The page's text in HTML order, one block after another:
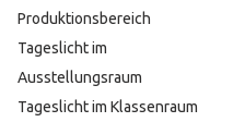
Produktionsbereich
Tageslicht im
Ausstellungsraum
Tageslicht im Klassenraum